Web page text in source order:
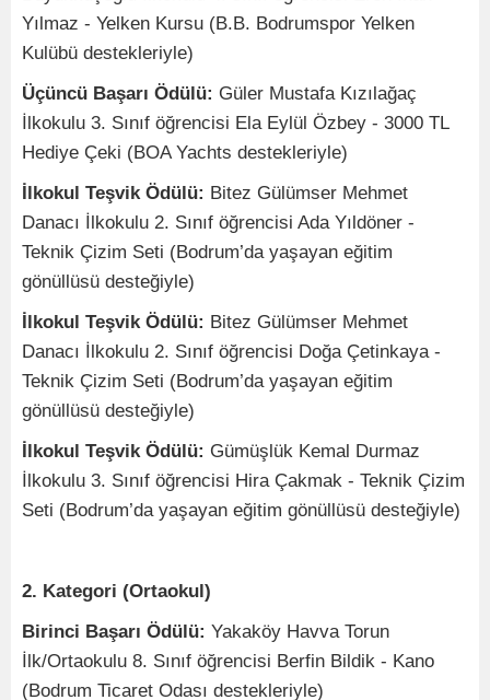
Yılmaz - Yelken Kursu (B.B. Bodrumspor Yelken
Kulübü destekleriyle)
Üçüncü Başarı Ödülü: Güler Mustafa Kızılağaç
İlkokulu 3. Sınıf öğrencisi Ela Eylül Özbey - 3000 TL
Hediye Çeki (BOA Yachts destekleriyle)
İlkokul Teşvik Ödülü: Bitez Gülümser Mehmet
Danacı İlkokulu 2. Sınıf öğrencisi Ada Yıldöner -
Teknik Çizim Seti (Bodrum’da yaşayan eğitim
gönüllüsü desteğiyle)
İlkokul Teşvik Ödülü: Bitez Gülümser Mehmet
Danacı İlkokulu 2. Sınıf öğrencisi Doğa Çetinkaya -
Teknik Çizim Seti (Bodrum’da yaşayan eğitim
gönüllüsü desteğiyle)
İlkokul Teşvik Ödülü: Gümüşlük Kemal Durmaz
İlkokulu 3. Sınıf öğrencisi Hira Çakmak - Teknik Çizim
Seti (Bodrum’da yaşayan eğitim gönüllüsü desteğiyle)
2. Kategori (Ortaokul)
Birinci Başarı Ödülü: Yakaköy Havva Torun
İlk/Ortaokulu 8. Sınıf öğrencisi Berfin Bildik - Kano
(Bodrum Ticaret Odası destekleriyle)